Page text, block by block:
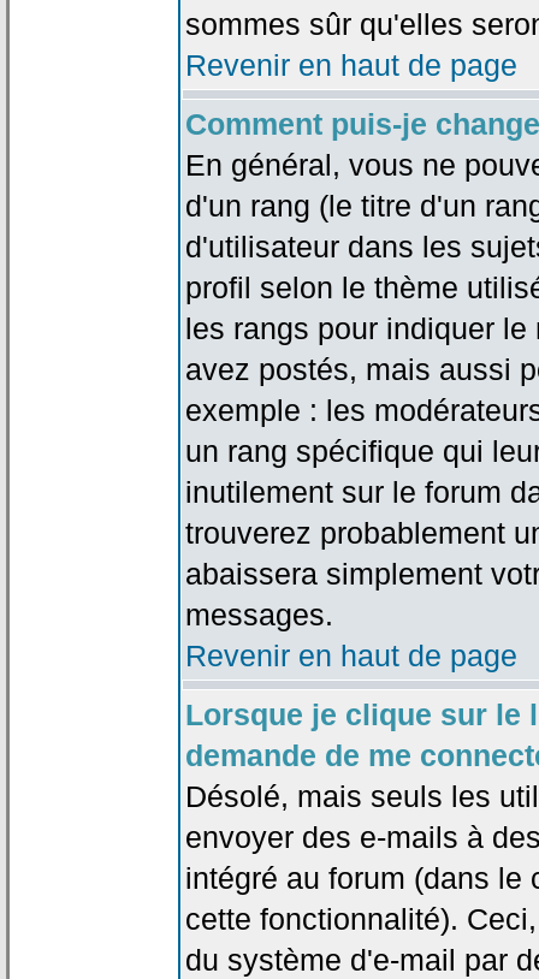
sommes sûr qu'elles
Revenir en haut de page
Comment puis-je
En général, vous ne
d'un rang (le titre d'un
d'utilisateur dans les
profil selon le thème
les rangs pour indiquer
avez postés, mais aussi
exemple : les
un rang spécifique qui
inutilement sur le forum
trouverez probablement
abaissera simplement
messages.
Revenir en haut de page
Lorsque je clique sur le
demande de me
Désolé, mais seuls les
envoyer des e-mails à
intégré au forum (dans le
cette fonctionnalité).
du système d'e-mail par